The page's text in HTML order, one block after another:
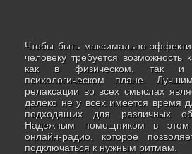
Чтобы быть максимально
человеку требуется возможность
как в физическом, так и
психологическом плане.
релаксации во всех смыслах
далеко не у всех имеется время
подходящих для различных
Надежным помощником в
онлайн-радио, которое
подключаться к нужным ритмам.